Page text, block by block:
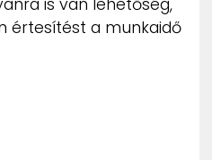
értesítést a munkaidő